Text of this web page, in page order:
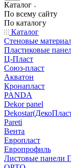
Каталог
По всему сайту
По каталогу
Каталог
Стеновые
Пластиковые
Ц-Пласт
Союз-пласт
Акватон
Кронапласт
PANDA
Dekor panel
Pareti
Вента
Европласт
Европрофиль
Листовые панели